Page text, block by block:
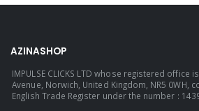
AZINASHOP
IMPULSE CLICKS LTD whose registered office
Avenue, Norwich, United Kingdom, NR5 0WH,
English Trade Register under the number :